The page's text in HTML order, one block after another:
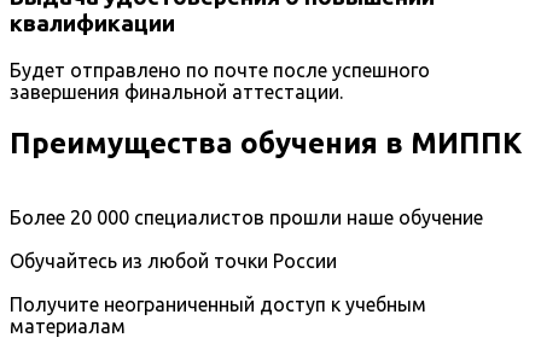
квалификации
Будет отправлено по почте после успешного
завершения финальной аттестации.
Преимущества обучения в МИППК
Более 20 000 специалистов прошли наше обучение
Обучайтесь из любой точки России
Получите неограниченный доступ к учебным
материалам